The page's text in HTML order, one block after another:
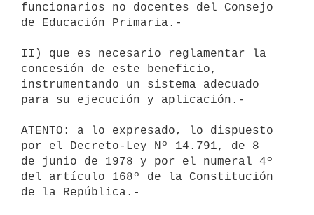
funcionarios no docentes del Consejo
de Educación Primaria.-
II) que es necesario reglamentar la
concesión de este beneficio,
instrumentando un sistema adecuado
para su ejecución y aplicación.-
ATENTO: a lo expresado, lo dispuesto
por el Decreto-Ley Nº 14.791, de 8
de junio de 1978 y por el numeral 4º
del artículo 168º de la Constitución
de la República.-